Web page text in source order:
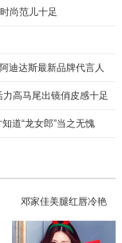
尚范儿十足
迪达斯最新品牌代言人
高马尾出镜俏皮感十足
道“龙女郎”当之无愧
邓家佳美腿红唇冷艳